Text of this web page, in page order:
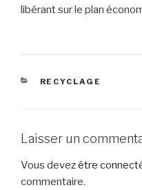
libérant sur le plan
CATÉGORIES
RECYCLAGE
Laisser un
Vous devezêtre
commentaire.